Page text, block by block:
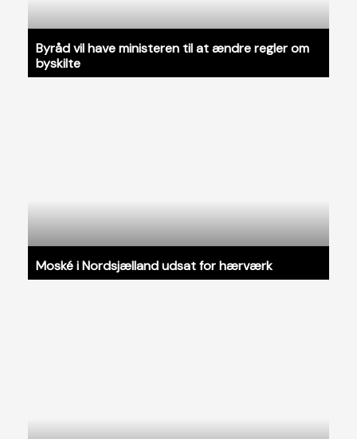
Byråd vil have ministeren til at ændre regler om
byskilte
Moské i Nordsjælland udsat for hærværk